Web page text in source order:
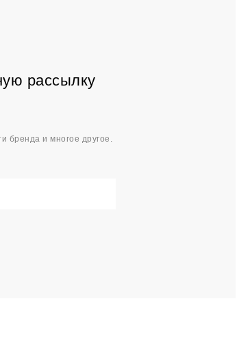
рассылку
бренда и многое другое.